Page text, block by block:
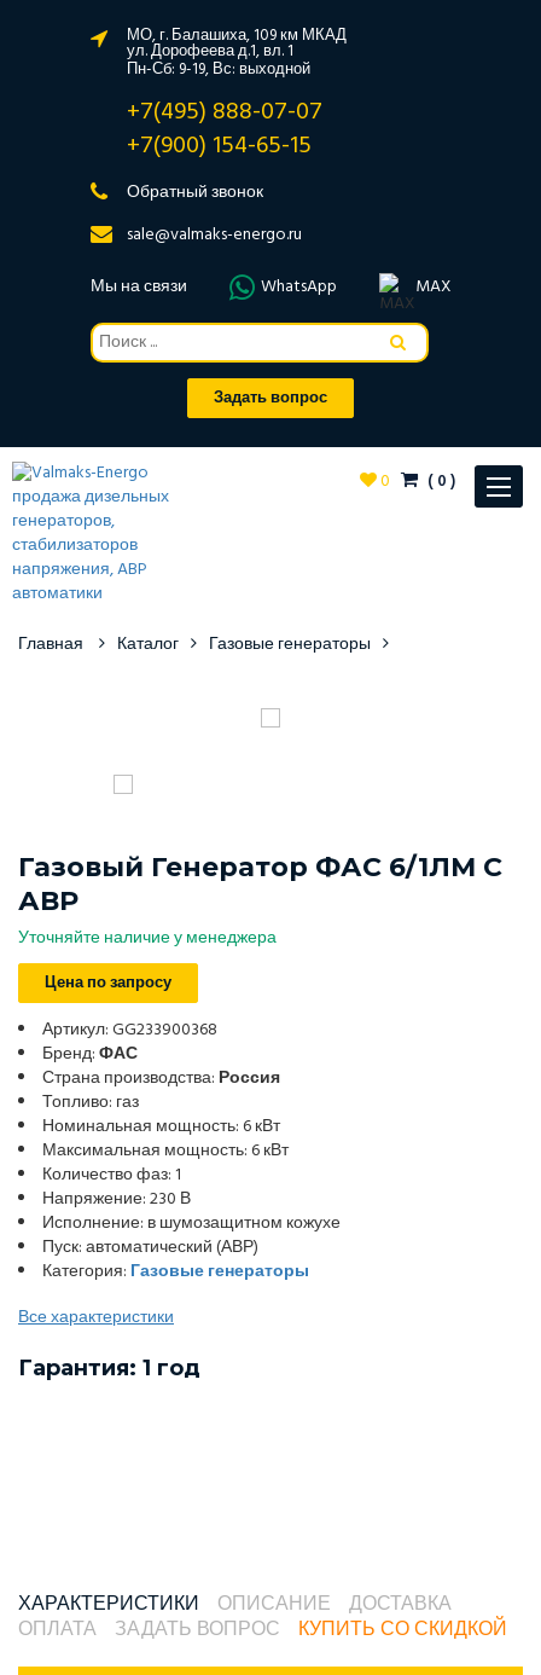
МО, г. Балашиха, 109 км МКАД
ул. Дорофеева д.1, вл. 1
Пн-Сб: 9-19, Вс: выходной
+7(495) 888-07-07
+7(900) 154-65-15
Обратный звонок
sale@valmaks-energo.ru
Мы на связи
WhatsApp MAX
Задать вопрос
Toggle
0 (0)
Главная Каталог Газовые генераторы
Газовый Генератор ФАС 6/1ЛМ С
АВР
Уточняйте наличие у менеджера
Цена по запросу
Артикул: GG233900368
Бренд:ФАС
Страна производства: Россия
Топливо: газ
Номинальная мощность: 6 кВт
Максимальная мощность: 6 кВт
Количество фаз: 1
Напряжение: 230 В
Исполнение: в шумозащитном кожухе
Пуск: автоматический (АВР)
Категория: Газовые генераторы
Все характеристики
Гарантия: 1 год
ХАРАКТЕРИСТИКИ ОПИСАНИЕ
ДОСТАВКА
ОПЛАТА
ЗАДАТЬ ВОПРОС КУПИТЬ СО СКИДКОЙ